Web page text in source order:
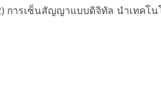
การเซ็นสัญญาแบบดิจิทัล นำเทคโ